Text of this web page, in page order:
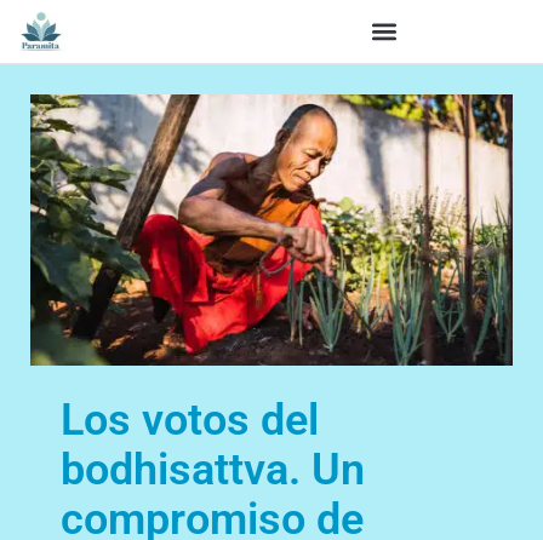
Los votos del
bodhisattva. Un
compromiso de